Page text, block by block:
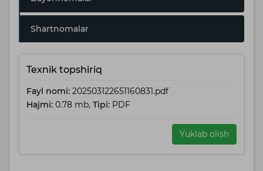
Shartnomalar
Texnik topshiriq
Fayl nomi: 202503122651160831.pdf
Hajmi: 0.78 mb, Tipi: PDF
Yuklab olish